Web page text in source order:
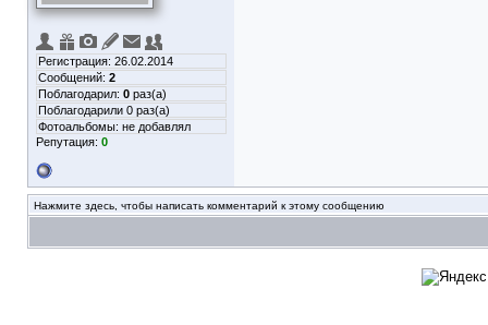
Регистрация: 26.02.2014
Сообщений: 2
Поблагодарил: 0 раз(а)
Поблагодарили 0 раз(а)
Фотоальбомы: не добавлял
Репутация: 0
Нажмите здесь, чтобы написать комментарий к этому сообщению